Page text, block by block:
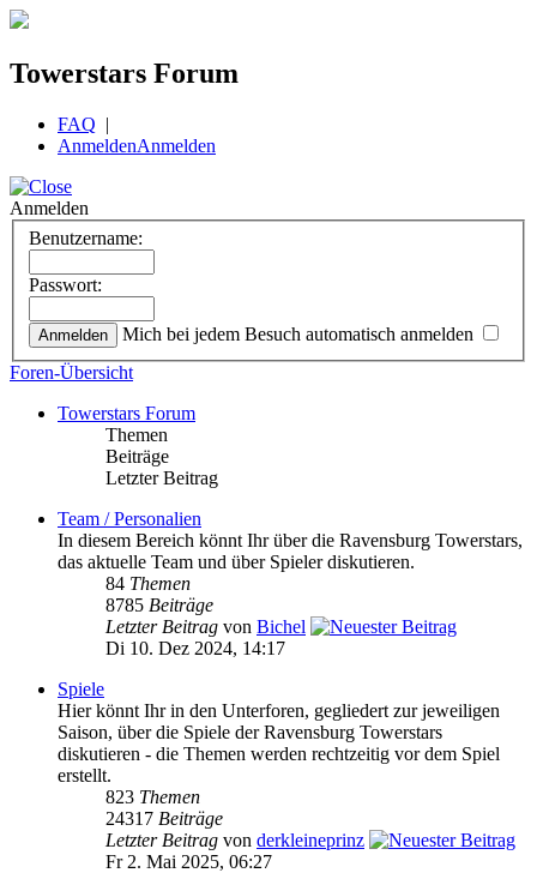
Towerstars Forum
FAQ |
AnmeldenAnmelden
Anmelden
Benutzername:
Passwort:
Mich bei jedem Besuch automatisch anmelden
Foren-Übersicht
Towerstars Forum
Themen
Beiträge
Letzter Beitrag
Team / Personalien
In diesem Bereich könnt Ihr über die Ravensburg Towerstars,
das aktuelle Team und über Spieler diskutieren.
84 Themen
8785 Beiträge
Letzter Beitrag von Bichel
Di 10. Dez 2024, 14:17
Spiele
Hier könnt Ihr in den Unterforen, gegliedert zur jeweiligen
Saison, über die Spiele der Ravensburg Towerstars
diskutieren - die Themen werden rechtzeitig vor dem Spiel
erstellt.
823 Themen
24317 Beiträge
Letzter Beitrag von derkleineprinz
Fr 2. Mai 2025, 06:27